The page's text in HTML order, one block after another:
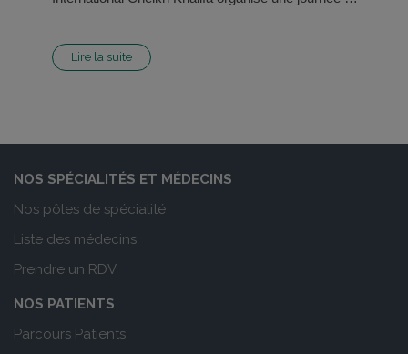
Lire la suite
NOS SPÉCIALITÉS ET MÉDECINS
Nos pôles de spécialité
Liste des médecins
Prendre un RDV
NOS PATIENTS
Parcours Patients